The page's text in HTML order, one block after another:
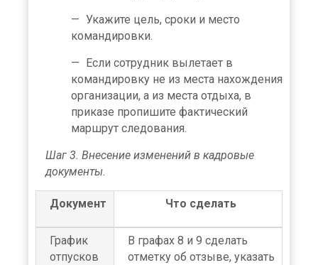
Укажите цель, сроки и место
командировки.
Если сотрудник вылетает в
командировку не из места нахождения
организации, а из места отдыха, в
приказе пропишите фактический
маршрут следования.
Шаг 3. Внесение изменений в кадровые
документы.
Документ Что сделать
График
отпусков
В графах 8 и 9 сделать
отметку об отзыве, указать